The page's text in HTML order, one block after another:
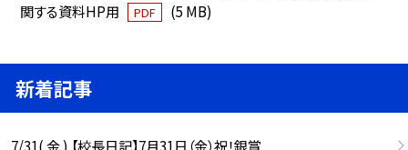
関する資料HP用
PDF (5 MB)
新着記事
7/31( 金 ) 【校長日記】7月31日（金）祝！銀賞